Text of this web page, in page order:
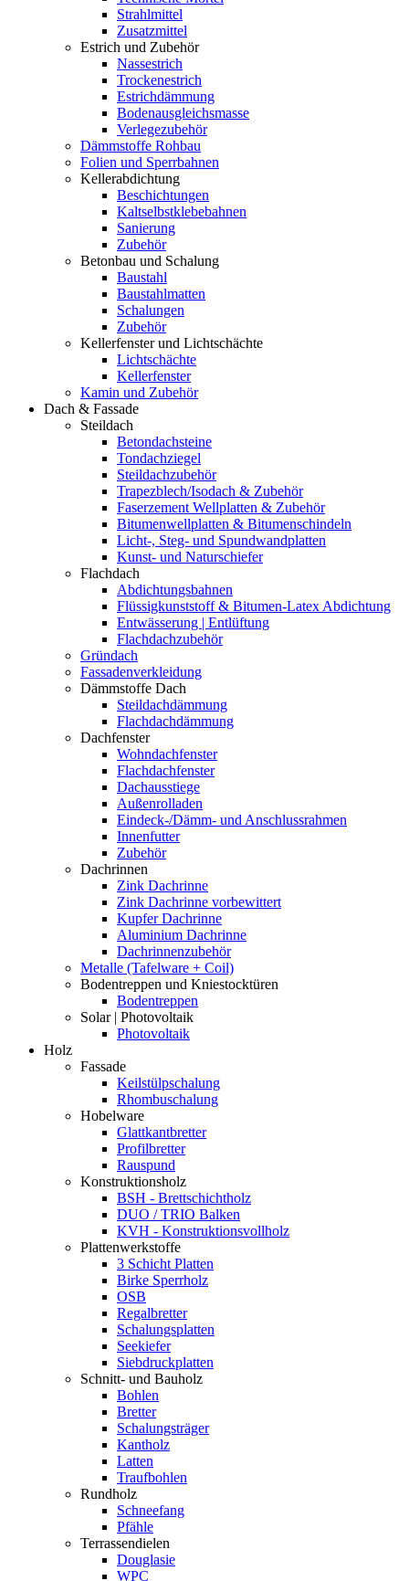
Strahlmittel
Zusatzmittel
Estrich und Zubehör
Nassestrich
Trockenestrich
Estrichdämmung
Bodenausgleichsmasse
Verlegezubehör
Dämmstoffe Rohbau
Folien und Sperrbahnen
Kellerabdichtung
Beschichtungen
Kaltselbstklebebahnen
Sanierung
Zubehör
Betonbau und Schalung
Baustahl
Baustahlmatten
Schalungen
Zubehör
Kellerfenster und Lichtschächte
Lichtschächte
Kellerfenster
Kamin und Zubehör
Dach & Fassade
Steildach
Betondachsteine
Tondachziegel
Steildachzubehör
Trapezblech/Isodach & Zubehör
Faserzement Wellplatten & Zubehör
Bitumenwellplatten & Bitumenschindeln
Licht-, Steg- und Spundwandplatten
Kunst- und Naturschiefer
Flachdach
Abdichtungsbahnen
Flüssigkunststoff & Bitumen-Latex Abdichtung
Entwässerung | Entlüftung
Flachdachzubehör
Gründach
Fassadenverkleidung
Dämmstoffe Dach
Steildachdämmung
Flachdachdämmung
Dachfenster
Wohndachfenster
Flachdachfenster
Dachausstiege
Außenrolladen
Eindeck-/Dämm- und Anschlussrahmen
Innenfutter
Zubehör
Dachrinnen
Zink Dachrinne
Zink Dachrinne vorbewittert
Kupfer Dachrinne
Aluminium Dachrinne
Dachrinnenzubehör
Metalle (Tafelware + Coil)
Bodentreppen und Kniestocktüren
Bodentreppen
Solar | Photovoltaik
Photovoltaik
Holz
Fassade
Keilstülpschalung
Rhombuschalung
Hobelware
Glattkantbretter
Profilbretter
Rauspund
Konstruktionsholz
BSH - Brettschichtholz
DUO / TRIO Balken
KVH - Konstruktionsvollholz
Plattenwerkstoffe
3 Schicht Platten
Birke Sperrholz
OSB
Regalbretter
Schalungsplatten
Seekiefer
Siebdruckplatten
Schnitt- und Bauholz
Bohlen
Bretter
Schalungsträger
Kantholz
Latten
Traufbohlen
Rundholz
Schneefang
Pfähle
Terrassendielen
Douglasie
WPC